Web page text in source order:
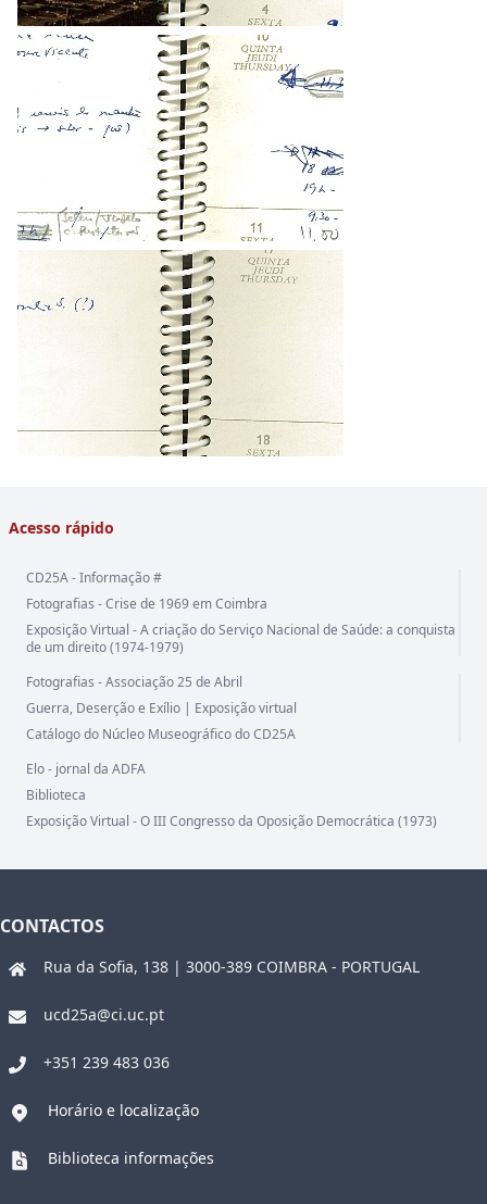
Acesso rápido
CD25A - Informação #
Fotografias - Crise de 1969 em Coimbra
Exposição Virtual - A criação do Serviço Nacional de Saúde: a conquista
de um direito (1974-1979)
Fotografias - Associação 25 de Abril
Guerra, Deserção e Exílio | Exposição virtual
Catálogo do Núcleo Museográfico do CD25A
Elo - jornal da ADFA
Biblioteca
Exposição Virtual - O III Congresso da Oposição Democrática (1973)
CONTACTOS
Rua da Sofia, 138 | 3000-389 COIMBRA - PORTUGAL
ucd25a@ci.uc.pt
+351 239 483 036
Horário e localização
Biblioteca informações